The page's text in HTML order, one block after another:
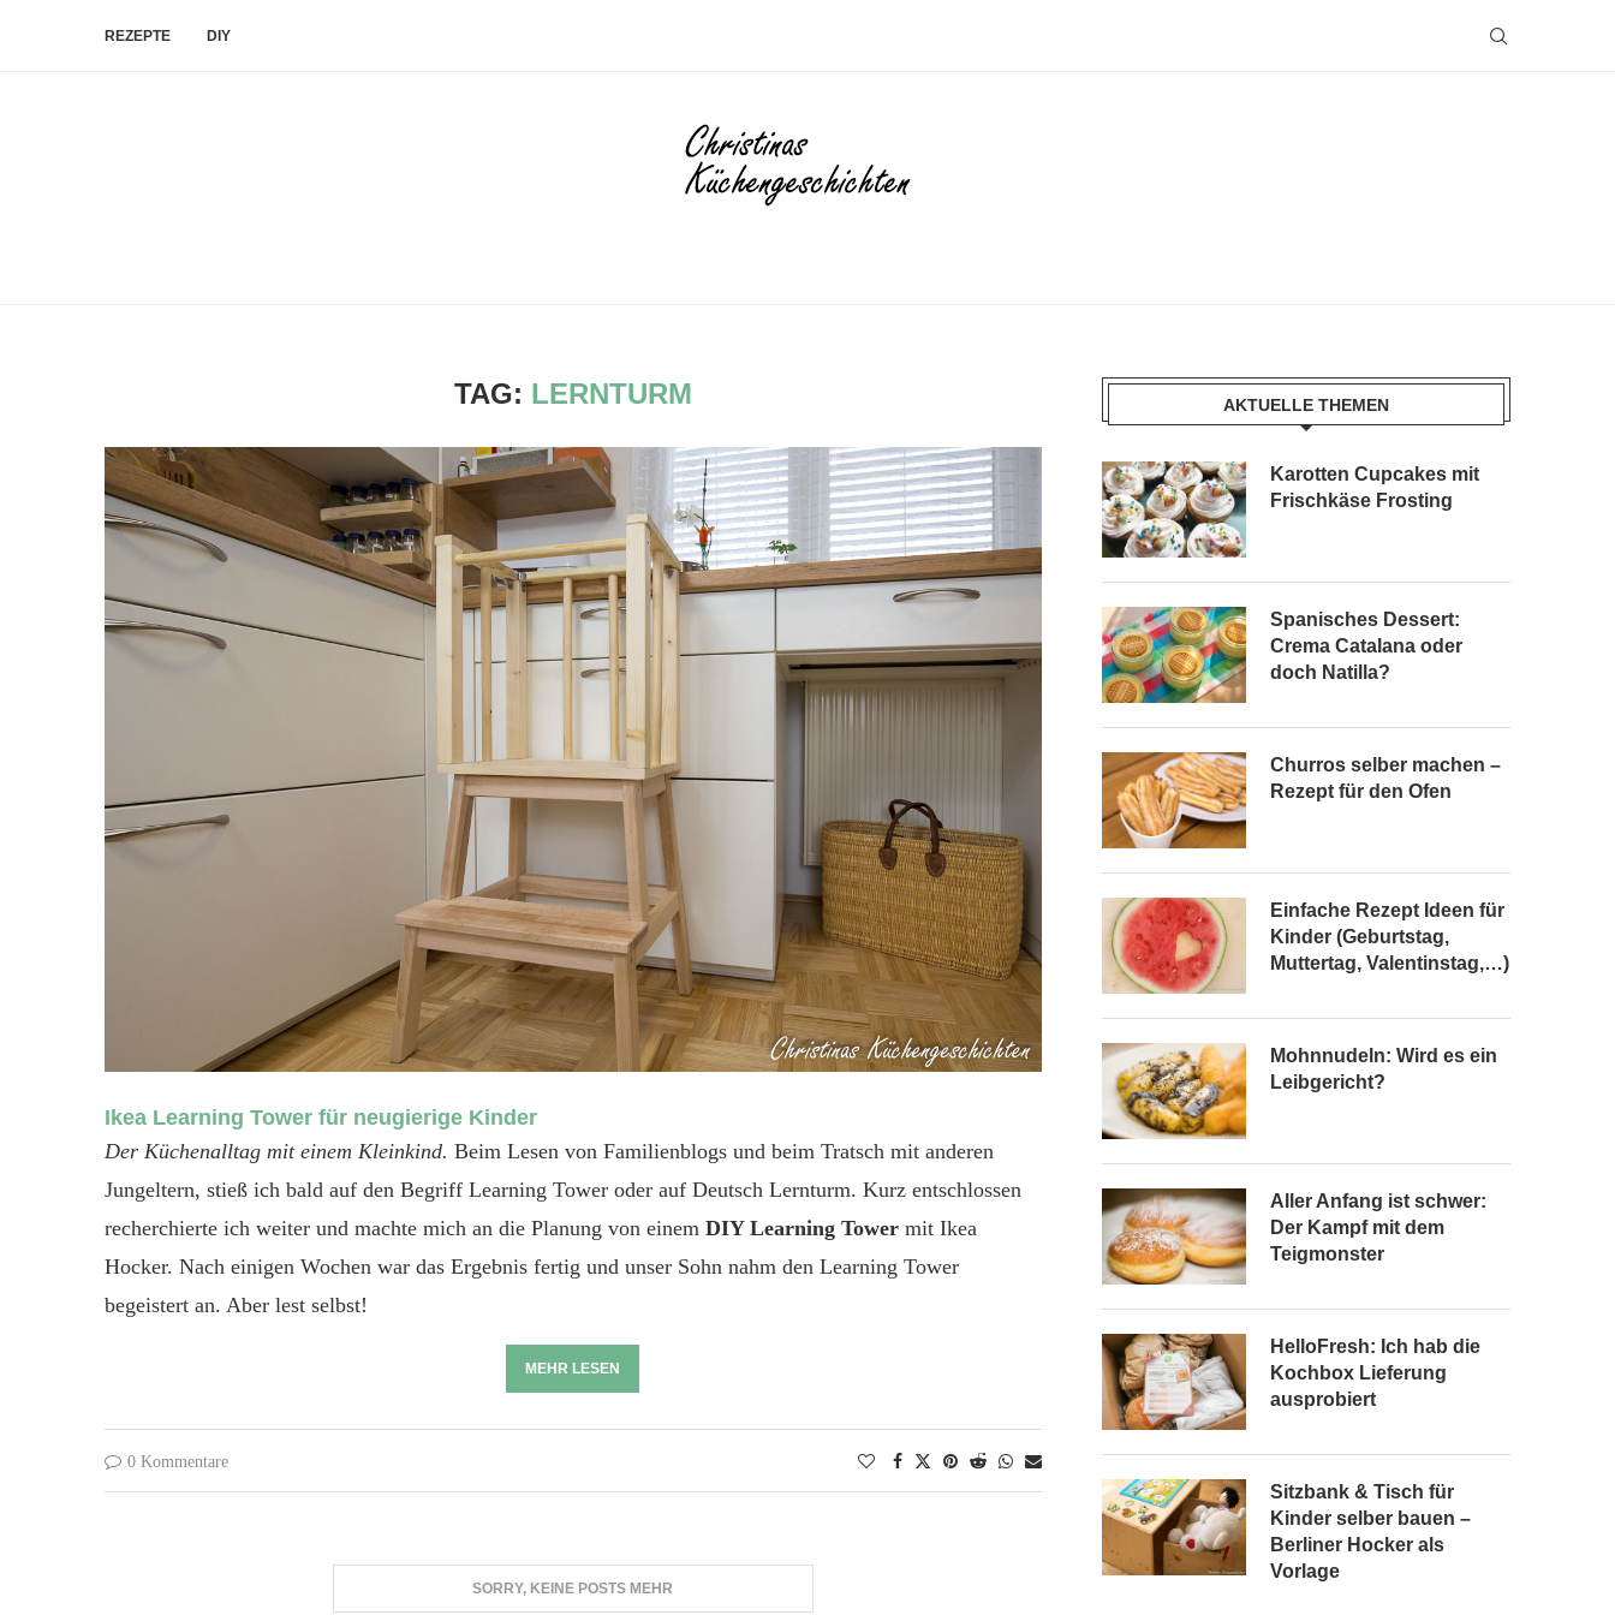
REZEPTE DIY
TAG: LERNTURM
Ikea Learning Tower für neugierige Kinder
Der Küchenalltag mit einem Kleinkind. Beim Lesen von Familienblogs und beim Tratsch mit anderen
Jungeltern, stieß ich bald auf den Begriff Learning Tower oder auf Deutsch Lernturm. Kurz entschlossen
recherchierte ich weiter und machte mich an die Planung von einem DIY Learning Tower mit Ikea
Hocker. Nach einigen Wochen war das Ergebnis fertig und unser Sohn nahm den Learning Tower
begeistert an. Aber lest selbst!
MEHR LESEN
0 Kommentare
SORRY, KEINE POSTS MEHR
AKTUELLE THEMEN
Karotten Cupcakes mit
Frischkäse Frosting
Spanisches Dessert:
Crema Catalana oder
doch Natilla?
Churros selber machen –
Rezept für den Ofen
Einfache Rezept Ideen für
Kinder (Geburtstag,
Muttertag, Valentinstag,…)
Mohnnudeln: Wird es ein
Leibgericht?
Aller Anfang ist schwer:
Der Kampf mit dem
Teigmonster
HelloFresh: Ich hab die
Kochbox Lieferung
ausprobiert
Sitzbank & Tisch für
Kinder selber bauen –
Berliner Hocker als
Vorlage